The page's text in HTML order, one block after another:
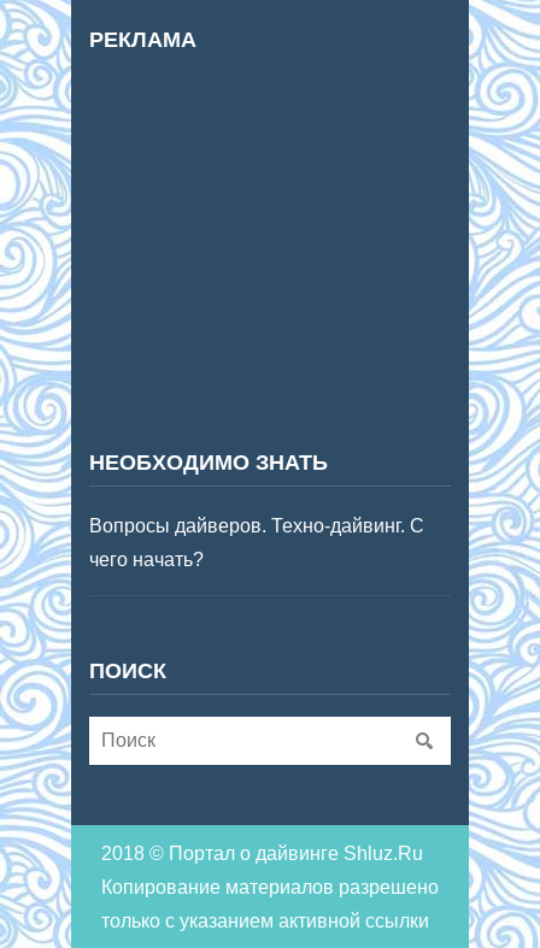
РЕКЛАМА
НЕОБХОДИМО ЗНАТЬ
Вопросы дайверов. Техно-дайвинг. С
чего начать?
ПОИСК
2018 © Портал о дайвинге Shluz.Ru
Копирование материалов разрешено
только с указанием активной ссылки